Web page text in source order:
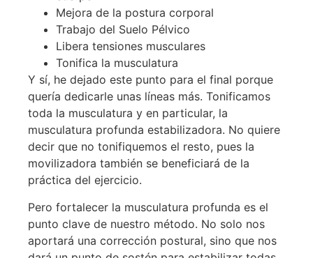
Mejora de la postura corporal
Trabajo del Suelo Pélvico
Libera tensiones musculares
Tonifica la musculatura
Y sí, he dejado este punto para el final porque
quería dedicarle unas líneas más. Tonificamos
toda la musculatura y en particular, la
musculatura profunda estabilizadora. No quiere
decir que no tonifiquemos el resto, pues la
movilizadora también se beneficiará de la
práctica del ejercicio.
Pero fortalecer la musculatura profunda es el
punto clave de nuestro método. No solo nos
aportará una corrección postural, sino que nos